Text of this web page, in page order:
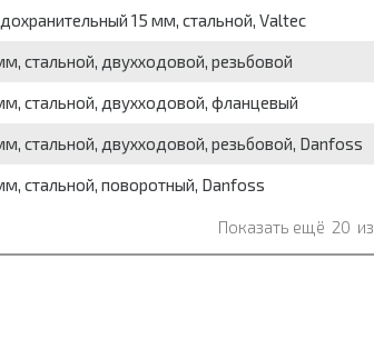
15 мм, стальной, Valtec
стальной, двухходовой, резьбовой
стальной, двухходовой, фланцевый
стальной, двухходовой, резьбовой, Danfoss
стальной, поворотный, Danfoss
Показать ещё 20 из